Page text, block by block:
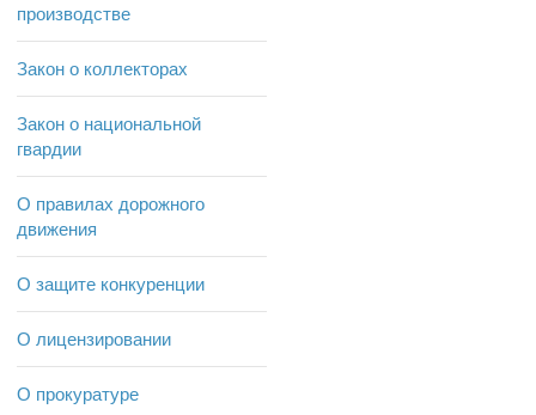
производстве
Закон о коллекторах
Закон о национальной
гвардии
О правилах дорожного
движения
О защите конкуренции
О лицензировании
О прокуратуре